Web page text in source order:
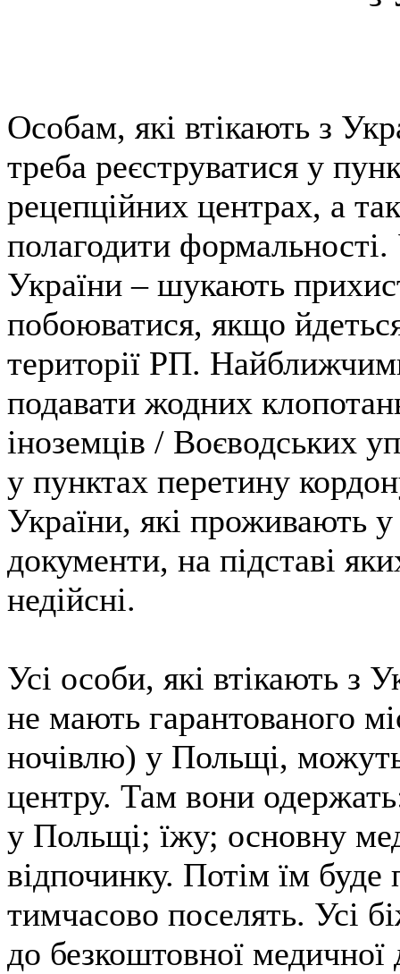
Особам, які втікають з
треба реєструватися у
рецепційних центрах, а
полагодити
України – шукають
побоюватися, якщо
території РП.
подавати жодних
іноземців / Воєводських
у пунктах перетину
України, які проживають
документи, на підставі
недійсні.
Усі особи, які втікають з
не мають гарантованого
ночівлю) у Польщі,
центру. Там вони
у Польщі; їжу; основну
відпочинку. Потім їм буде
тимчасово поселять. Усі
до безкоштовної медичної